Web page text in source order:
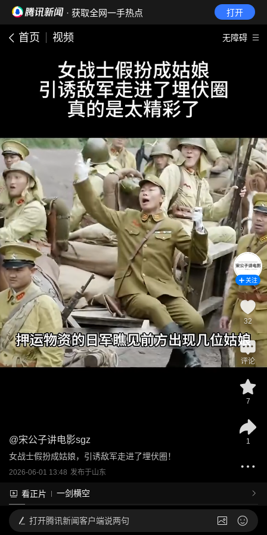
· 获取全网一手热点 打开
首页 视频 无障碍
@宋公子讲电影sgz
女战士假扮成姑娘，引诱敌军走进了埋伏圈！
2026-06-01 13:48 发布于山东
看正片 一剑横空
关注
32
评论
7
1
打开腾讯新闻客户端说两句